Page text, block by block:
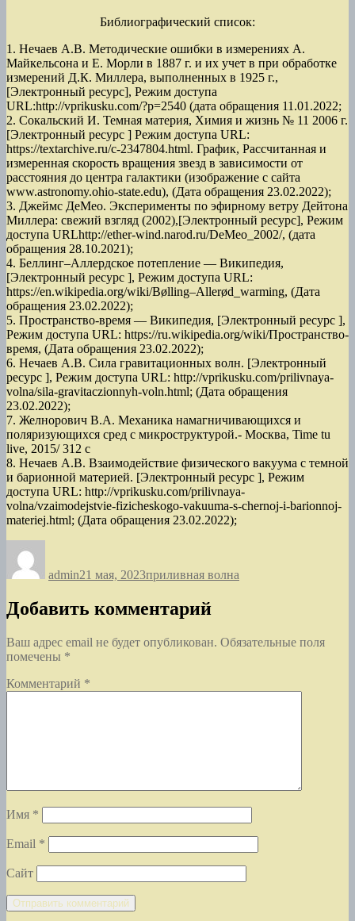
Библиографический список:
1. Нечаев А.В. Методические ошибки в измерениях А.
Майкельсона и Е. Морли в 1887 г. и их учет в при обработке
измерений Д.К. Миллера, выполненных в 1925 г.,
[Электронный ресурс], Режим доступа
URL:http://vprikusku.com/?p=2540 (дата обращения 11.01.2022;
2. Сокальский И. Темная материя, Химия и жизнь № 11 2006 г.
[Электронный ресурс ] Режим доступа URL:
https://textarchive.ru/c-2347804.html. График, Рассчитанная и
измеренная скорость вращения звезд в зависимости от
расстояния до центра галактики (изображение с сайта
www.astronomy.ohio-state.edu), (Дата обращения 23.02.2022);
3. Джеймс ДеМео. Эксперименты по эфирному ветру Дейтона
Миллера: свежий взгляд (2002),[Электронный ресурс], Режим
доступа URLhttp://ether-wind.narod.ru/DeMeo_2002/, (дата
обращения 28.10.2021);
4. Беллинг–Аллердское потепление — Википедия,
[Электронный ресурс ], Режим доступа URL:
https://en.wikipedia.org/wiki/Bølling–Allerød_warming, (Дата
обращения 23.02.2022);
5. Пространство-время — Википедия, [Электронный ресурс ],
Режим доступа URL: https://ru.wikipedia.org/wiki/Пространство-
время, (Дата обращения 23.02.2022);
6. Нечаев А.В. Сила гравитационных волн. [Электронный
ресурс ], Режим доступа URL: http://vprikusku.com/prilivnaya-
volna/sila-gravitaczionnyh-voln.html; (Дата обращения
23.02.2022);
7. Желнорович В.А. Механика намагничивающихся и
поляризующихся сред с микроструктурой.- Москва, Time tu
live, 2015/ 312 c
8. Нечаев А.В. Взаимодействие физического вакуума с темной
и барионной материей. [Электронный ресурс ], Режим
доступа URL: http://vprikusku.com/prilivnaya-
volna/vzaimodejstvie-fizicheskogo-vakuuma-s-chernoj-i-barionnoj-
materiej.html; (Дата обращения 23.02.2022);
admin21 мая, 2023приливная волна
Добавить комментарий
Ваш адрес email не будет опубликован. Обязательные поля
помечены *
Комментарий *
Имя *
Email *
Сайт